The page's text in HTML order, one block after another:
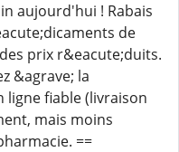
aujourd'hui ! Rabais
de
prix r&eacute;duits.
&agrave; la
ligne fiable (livraison
mais moins
==